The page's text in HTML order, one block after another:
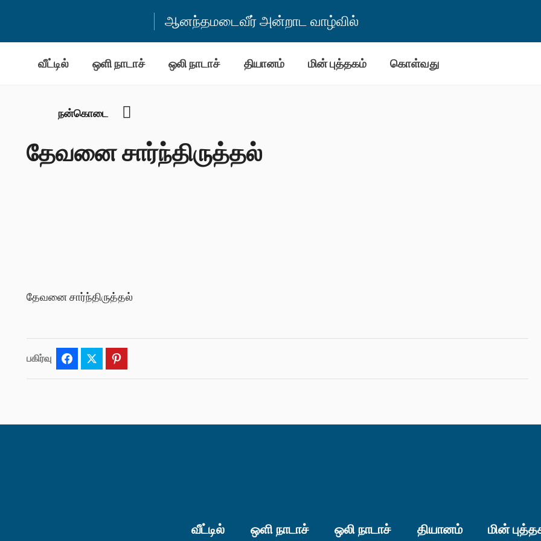
ஆனந்தமடைவீர் அன்றாட வாழ்வில்
வீட்டில் ஒளி நாடாச் ஒலி நாடாச் தியானம் மின் புத்தகம் கொள்வது
நன்கொடை
தேவனை சார்ந்திருத்தல்
தேவனை சார்ந்திருத்தல்
பகிர்வு Facebook Twitter
வீட்டில் ஒளி நாடாச் ஒலி நாடாச் தியானம் மின்